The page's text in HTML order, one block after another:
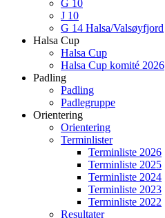
G 10
J 10
G 14 Halsa/Valsøyfjord
Halsa Cup
Halsa Cup
Halsa Cup komité 2026
Padling
Padling
Padlegruppe
Orientering
Orientering
Terminlister
Terminliste 2026
Terminliste 2025
Terminliste 2024
Terminliste 2023
Terminliste 2022
Resultater